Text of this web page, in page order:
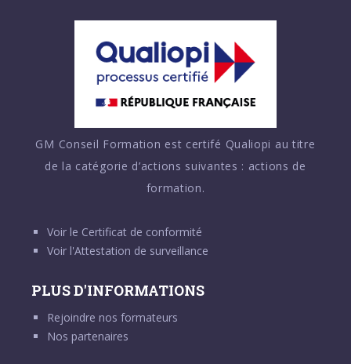
GM Conseil Formation est certifé Qualiopi au titre
de la catégorie d’actions suivantes : actions de
formation.
Voir le Certificat de conformité
Voir l'Attestation de surveillance
PLUS D'INFORMATIONS
Rejoindre nos formateurs
Nos partenaires